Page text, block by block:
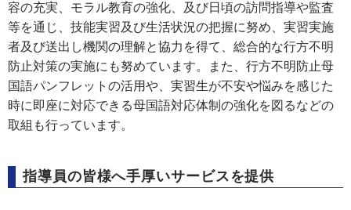
容の充実、モラル教育の強化、及び日頃の訪問指導や監査
等を通じ、技能実習及び生活状況の把握に努め、実習実施
者及び送出し機関の理解と協力を得て、総合的な行方不明
防止対策の実施にも努めています。また、行方不明防止母
国語パンフレットの活用や、実習生が不安や悩みを感じた
時に即座に対応できる母国語対応体制の強化を図るなどの
取組も行っています。
指導員の皆様へ手厚いサービスを提供